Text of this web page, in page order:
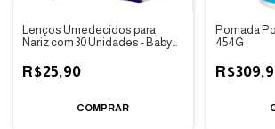
Lenços Umedecidos para
Nariz com 30 Unidades - Baby
R$25,90
Pomada
454G